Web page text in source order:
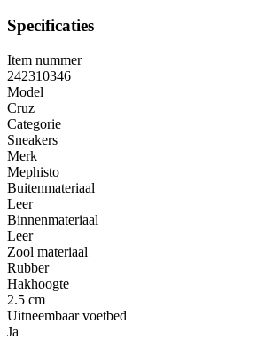
Specificaties
Item nummer
242310346
Model
Cruz
Categorie
Sneakers
Merk
Mephisto
Buitenmateriaal
Leer
Binnenmateriaal
Leer
Zool materiaal
Rubber
Hakhoogte
2.5 cm
Uitneembaar voetbed
Ja